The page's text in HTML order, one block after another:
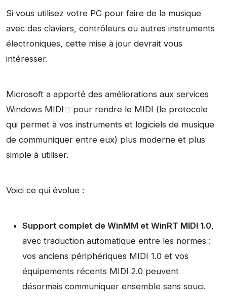
Si vous utilisez votre PC pour faire de la musique
avec des claviers, contrôleurs ou autres instruments
électroniques, cette mise à jour devrait vous
intéresser.
Microsoft a apporté des améliorations aux services
Windows MIDI
pour rendre le MIDI (le protocole
qui permet à vos instruments et logiciels de musique
de communiquer entre eux) plus moderne et plus
simple à utiliser.
Voici ce qui évolue :
Support complet de WinMM et WinRT MIDI 1.0,
avec traduction automatique entre les normes :
vos anciens périphériques MIDI 1.0 et vos
équipements récents MIDI 2.0 peuvent
désormais communiquer ensemble sans souci.